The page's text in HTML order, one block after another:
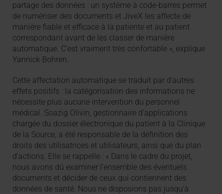
partage des données : un système à code-barres permet
de numériser des documents et JiveX les affecte de
manière fiable et efficace à la patiente et au patient
correspondant avant de les classer de manière
automatique. C’est vraiment très confortable », explique
Yannick Bohren.
Cette affectation automatique se traduit par d’autres
effets positifs : la catégorisation des informations ne
nécessite plus aucune intervention du personnel
médical. Soazig Olivin, gestionnaire d’applications
chargée du dossier électronique du patient à la Clinique
de la Source, a été responsable de la définition des
droits des utilisatrices et utilisateurs, ainsi que du plan
d’actions. Elle se rappelle : « Dans le cadre du projet,
nous avons dû examiner l’ensemble des éventuels
documents et décider de ceux qui contiennent des
données de santé. Nous ne disposions pas jusqu’à